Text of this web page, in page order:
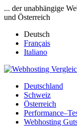
... der unabhängige
und Österreich
Deutsch
Français
Italiano
Deutschland
Schweiz
Österreich
Webhosting